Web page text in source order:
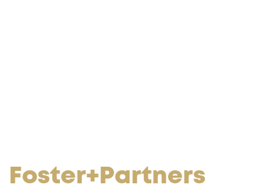
Foster+Partners